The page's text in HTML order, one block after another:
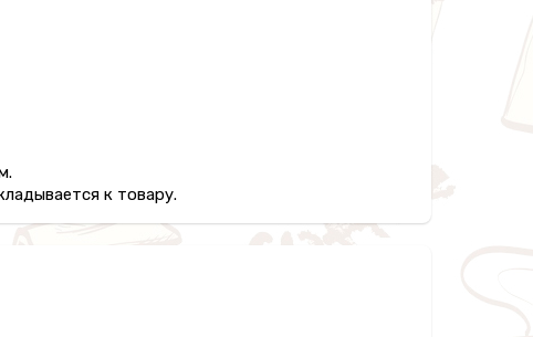
к товару.